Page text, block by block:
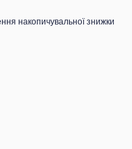
накопичувальної знижки